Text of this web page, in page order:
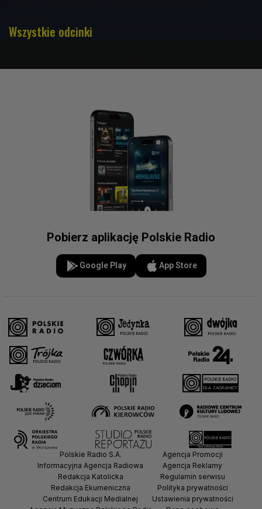
Wszystkie odcinki
Pobierz aplikację Polskie Radio
Google Play App Store
Polskie Radio S.A.
Informacyjna Agencja Radiowa
Redakcja Katolicka
Redakcja Ekumeniczna
Centrum Edukacji Medialnej
Agencja Promocji
Agencja Reklamy
Regulamin serwisu
Polityka prywatności
Ustawienia prywatności